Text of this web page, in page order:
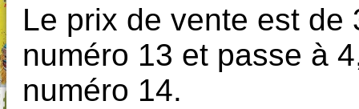
Le prix de vente est de
numéro 13 et passe à
numéro 14.